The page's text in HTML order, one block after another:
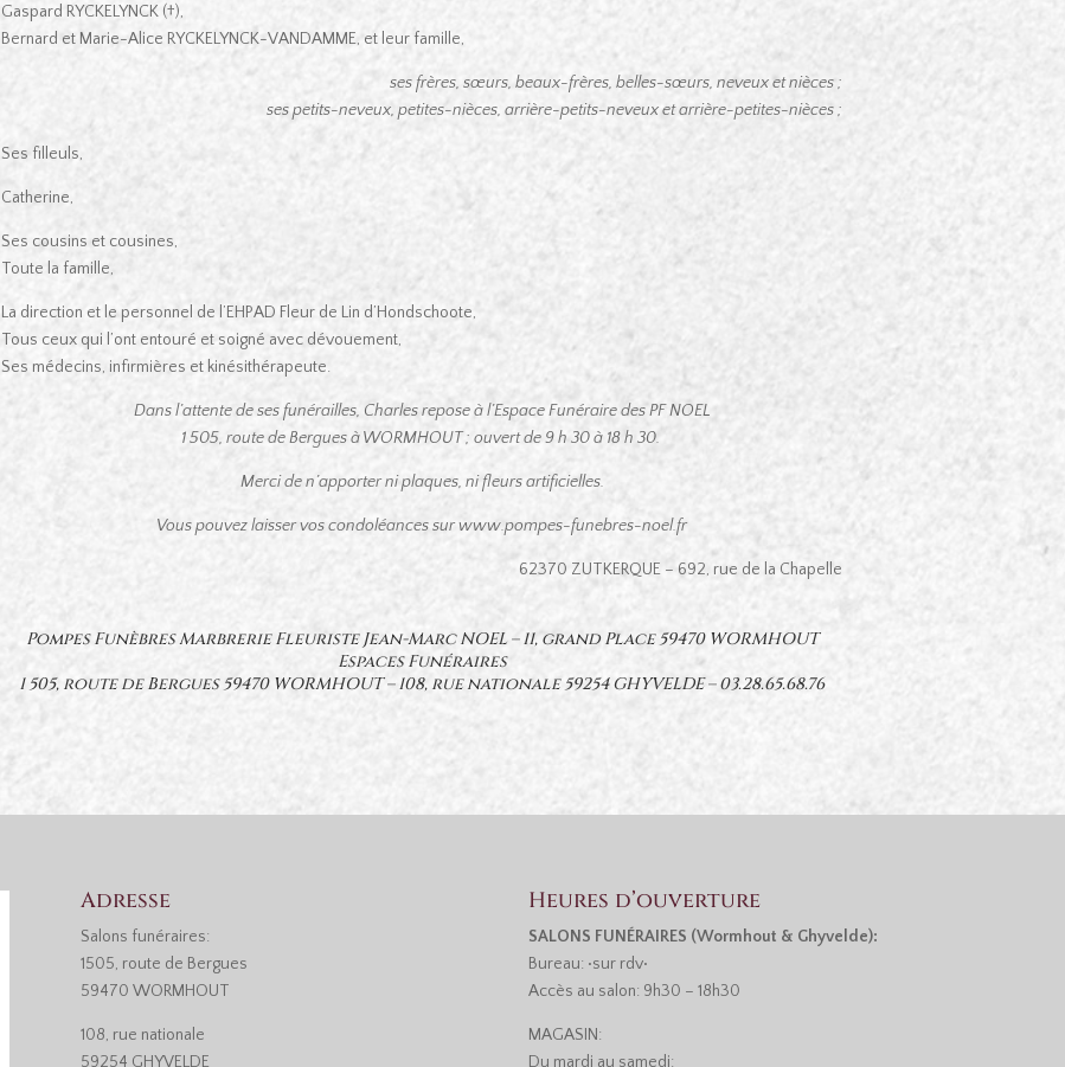
Gaspard RYCKELYNCK (†),
Bernard et Marie-Alice RYCKELYNCK-VANDAMME, et leur famille,
ses frères, sœurs, beaux-frères, belles-sœurs, neveux et nièces ;
ses petits-neveux, petites-nièces, arrière-petits-neveux et arrière-petites-nièces ;
Ses filleuls,
Catherine,
Ses cousins et cousines,
Toute la famille,
La direction et le personnel de l’EHPAD Fleur de Lin d’Hondschoote,
Tous ceux qui l’ont entouré et soigné avec dévouement,
Ses médecins, infirmières et kinésithérapeute.
Dans l’attente de ses funérailles, Charles repose à l’Espace Funéraire des PF NOEL
1 505, route de Bergues à WORMHOUT ; ouvert de 9 h 30 à 18 h 30.
Merci de n’apporter ni plaques, ni fleurs artificielles.
Vous pouvez laisser vos condoléances sur www.pompes-funebres-noel.fr
62370 ZUTKERQUE – 692, rue de la Chapelle
Pompes Funèbres Marbrerie Fleuriste Jean-Marc NOEL – 11, grand Place 59470 WORMHOUT
Espaces Funéraires
1 505, route de Bergues 59470 WORMHOUT – 108, rue nationale 59254 GHYVELDE –03.28.65.68.76
Adresse
Salons funéraires:
1505, route de Bergues
59470 WORMHOUT
108, rue nationale
59254 GHYVELDE
Heures d’ouverture
SALONS FUNÉRAIRES (Wormhout & Ghyvelde):
Bureau: •sur rdv•
Accès au salon: 9h30 – 18h30
MAGASIN:
Du mardi au samedi: